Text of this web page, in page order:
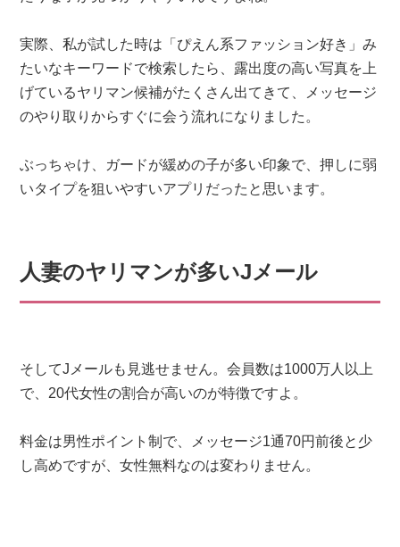
実際、私が試した時は「ぴえん系ファッション好き」み
たいなキーワードで検索したら、露出度の高い写真を上
げているヤリマン候補がたくさん出てきて、メッセージ
のやり取りからすぐに会う流れになりました。
ぶっちゃけ、ガードが緩めの子が多い印象で、押しに弱
いタイプを狙いやすいアプリだったと思います。
人妻のヤリマンが多いJメール
そしてJメールも見逃せません。会員数は1000万人以上
で、20代女性の割合が高いのが特徴ですよ。
料金は男性ポイント制で、メッセージ1通70円前後と少
し高めですが、女性無料なのは変わりません。